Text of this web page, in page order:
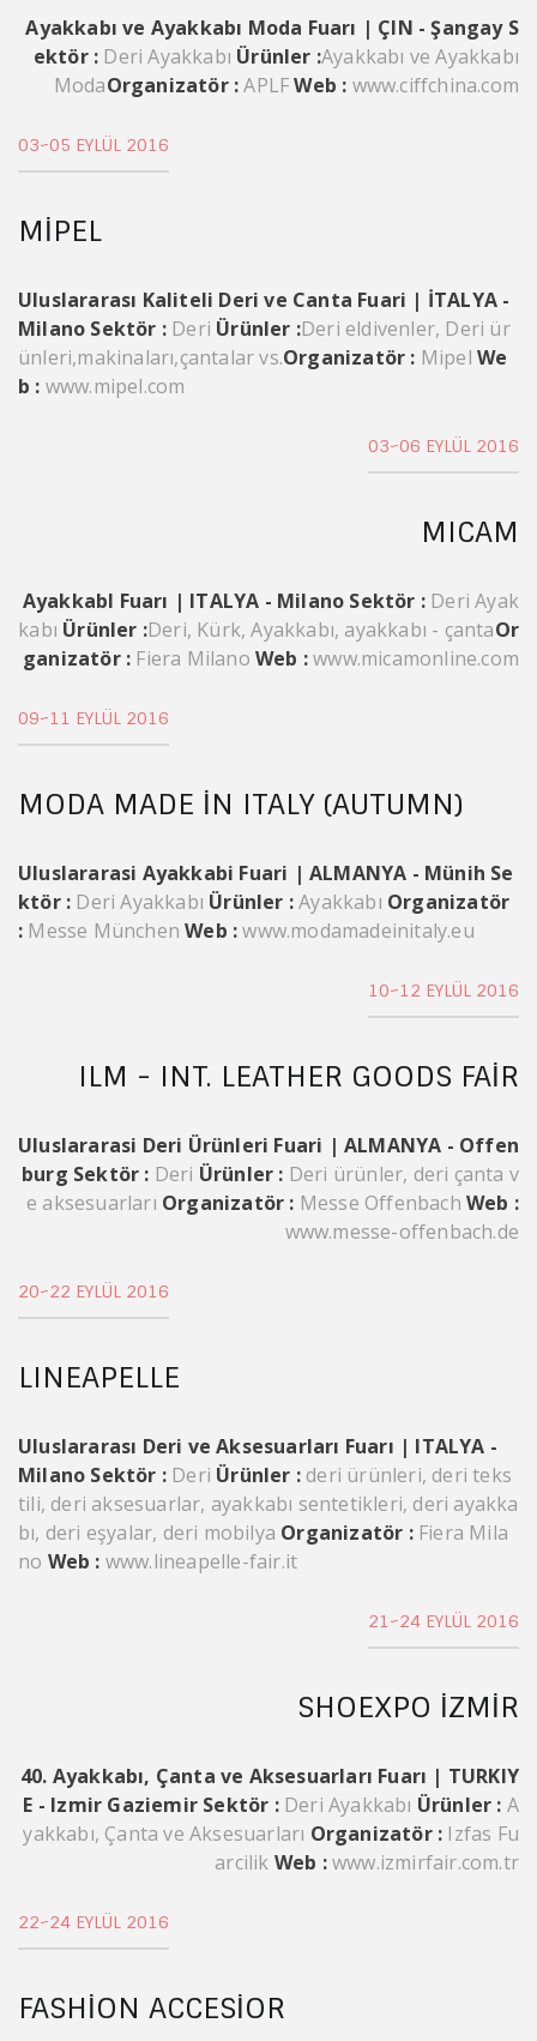
Ayakkabı ve Ayakkabı Moda Fuarı | ÇIN - Şangay S
ektör : Deri Ayakkabı Ürünler :Ayakkabı ve Ayakkabı
ModaOrganizatör :APLFWeb : www.ciffchina.com
03~05 EYLÜL 2016
MIPEL
Uluslararası Kaliteli Deri ve Canta Fuari | İTALYA -
Milano Sektör : Deri Ürünler :Deri eldivenler, Deri ür
ünleri,makinaları,çantalar vs.Organizatör : MipelWe
b : www.mipel.com
03~06 EYLÜL 2016
MICAM
AyakkabI Fuarı | ITALYA - Milano Sektör : Deri Ayak
kabı Ürünler :Deri, Kürk, Ayakkabı, ayakkabı - çantaOr
ganizatör : Fiera Milano Web :www.micamonline.com
09~11 EYLÜL 2016
MODA MADE IN ITALY (AUTUMN)
Uluslararasi Ayakkabi Fuari | ALMANYA - Münih Se
ktör : Deri Ayakkabı Ürünler :Ayakkabı Organizatör
: Messe MünchenWeb :www.modamadeinitaly.eu
10~12 EYLÜL 2016
ILM - INT. LEATHER GOODS FAIR
Uluslararasi Deri Ürünleri Fuari | ALMANYA - Offen
burg Sektör : Deri Ürünler : Deri ürünler, deri çanta v
e aksesuarları Organizatör : Messe Offenbach Web :
www.messe-offenbach.de
20~22 EYLÜL 2016
LINEAPELLE
Uluslararası Deri ve Aksesuarları Fuarı | ITALYA -
Milano Sektör : Deri Ürünler : deri ürünleri, deri teks
tili, deri aksesuarlar, ayakkabı sentetikleri, deri ayakka
bı, deri eşyalar, deri mobilya Organizatör :Fiera Mila
no Web : www.lineapelle-fair.it
21~24 EYLÜL 2016
SHOEXPO İZMIR
40. Ayakkabı, Çanta ve Aksesuarları Fuarı | TURKIY
E - Izmir Gaziemir Sektör :Deri Ayakkabı Ürünler : A
yakkabı, Çanta ve Aksesuarları Organizatör : Izfas Fu
arcilik Web :www.izmirfair.com.tr
22~24 EYLÜL 2016
FASHION ACCESIOR